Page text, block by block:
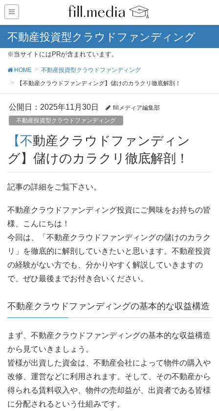
不動産投資型クラウドファンディング
※当サイトにはPRが含まれています。
HOME
不動産投資型クラウドファンディング
【不動産クラウドファンディング】儲けのカラクリ徹底解剖！
公開日： 2025年11月30日
fillメディア編集部
不動産投資型クラウドファンディング
【不動産クラウドファンディン
グ】儲けのカラクリ徹底解剖！
記事の詳細をご覧下さい。
不動産クラウドファンディング投資にご興味をお持ちの皆
様、こんにちは！
今回は、「不動産クラウドファンディングの儲けのカラク
リ」を徹底的に解剖していきたいと思います。不動産投資
の経験がない方でも、分かりやすく解説していきますの
で、ぜひ最後までお付き合いください。
不動産クラウドファンディングの基本的な収益構造
まず、不動産クラウドファンディングの基本的な収益構造
から見ていきましょう。
皆様が出資した資金は、不動産会社によって物件の購入や
改修、運営などに利用されます。そして、その不動産から
得られる賃料収入や、物件の売却益が、出資者である皆様
に分配されるという仕組みです。